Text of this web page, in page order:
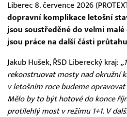
Liberec 8. července 2026
dopravní komplikace letošní
jsou soustředěné do velmi
jsou práce na další části
Jakub Hušek, ŘSD Liberecký kraj:
rekonstruovat mosty nad okružní
v letošním roce budeme
Mělo by to být hotové do konce
protilehlý most v režimu 1+1. V